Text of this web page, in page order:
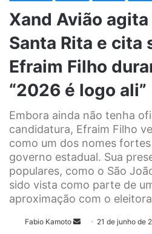
Xand Avião
Santa Rita e cita
Efraim Filho
“2026 é logo ali”
Embora ainda não tenha
candidatura, Efraim Filho
como um dos nomes
governo estadual. Sua
populares, como o São
sido vista como parte de
aproximação com o
Fabio Kamoto 21 de junho de